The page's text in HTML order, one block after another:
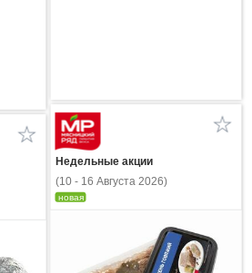
Недельные акции
(10 - 16 Августа 2026)
новая